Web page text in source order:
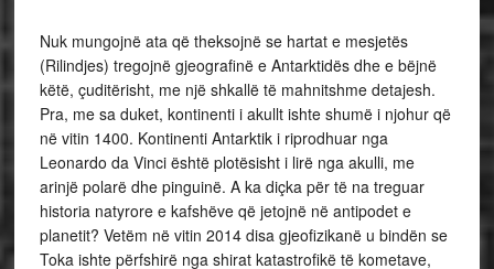
Nuk mungojnë ata që theksojnë se hartat e mesjetës
(Rilindjes) tregojnë gjeografinë e Antarktidës dhe e bëjnë
këtë, çuditërisht, me një shkallë të mahnitshme detajesh.
Pra, me sa duket, kontinenti i akullt ishte shumë i njohur që
në vitin 1400. Kontinenti Antarktik i riprodhuar nga
Leonardo da Vinci është plotësisht i lirë nga akulli, me
arinjë polarë dhe pinguinë. A ka diçka për të na treguar
historia natyrore e kafshëve që jetojnë në antipodet e
planetit? Vetëm në vitin 2014 disa gjeofizikanë u bindën se
Toka ishte përfshirë nga shirat katastrofikë të kometave,